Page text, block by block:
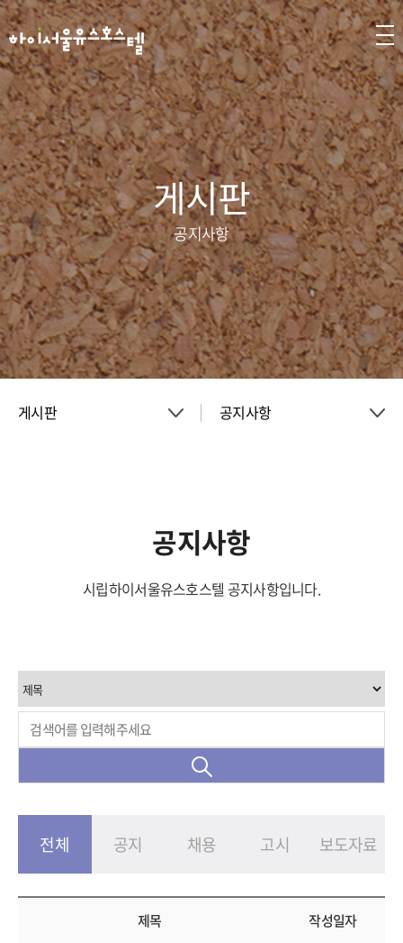
게시판
공지사항
게시판
서울여행
예약
공지사항
이벤트
활동소식
서울가이드신청
공지사항
시립하이서울유스호스텔 공지사항입니다.
전체 공지 채용 고시 보도자료
제목 작성일자